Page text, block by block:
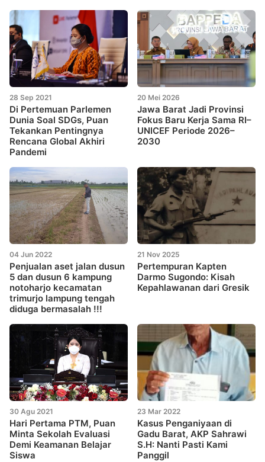
28 Sep 2021
Di Pertemuan Parlemen
Dunia Soal SDGs, Puan
Tekankan Pentingnya
Rencana Global Akhiri
Pandemi
20 Mei 2026
Jawa Barat Jadi Provinsi
Fokus Baru Kerja Sama RI–
UNICEF Periode 2026–
2030
04 Jun 2022
Penjualan aset jalan dusun
5 dan dusun 6 kampung
notoharjo kecamatan
trimurjo lampung tengah
diduga bermasalah !!!
21 Nov 2025
Pertempuran Kapten
Darmo Sugondo: Kisah
Kepahlawanan dari Gresik
30 Agu 2021
Hari Pertama PTM, Puan
Minta Sekolah Evaluasi
Demi Keamanan Belajar
Siswa
23 Mar 2022
Kasus Penganiyaan di
Gadu Barat, AKP Sahrawi
S.H: Nanti Pasti Kami
Panggil